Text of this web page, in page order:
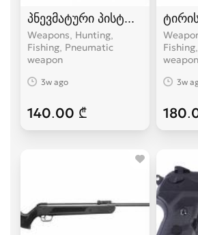
პნევმატური პისტოლეტი
Weapons, Hunting,
Fishing, Pneumatic
weapon
3w ago
140.00 ₾
weapon
3w